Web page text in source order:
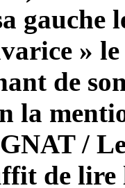
gauche
»
de
la
/
de